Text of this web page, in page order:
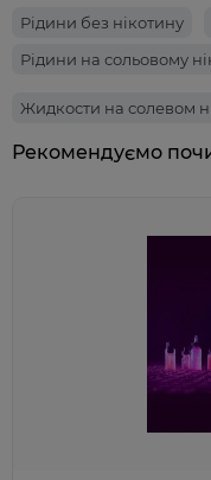
Рідини без нікотину
Рідини на сольовому
Жидкости на солевом
Рекомендуємо